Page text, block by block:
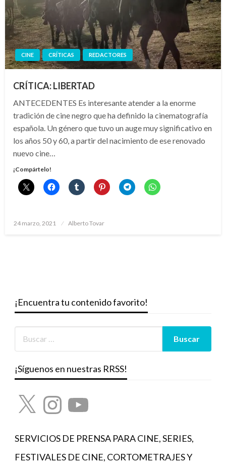
CINE CRÍTICAS REDACTORES
CRÍTICA: LIBERTAD
ANTECEDENTES Es interesante atender a la enorme
tradición de cine negro que ha definido la cinematografía
española. Un género que tuvo un auge muy significativo en
los años 50 y 60, a partir del nacimiento de ese renovado
nuevo cine…
¡Compártelo!
Publicado
24 marzo, 2021 Alberto Tovar
¡Encuentra tu contenido favorito!
¡Síguenos en nuestras RRSS!
X InstagramYouTube
SERVICIOS DE PRENSA PARA CINE, SERIES,
FESTIVALES DE CINE, CORTOMETRAJES Y